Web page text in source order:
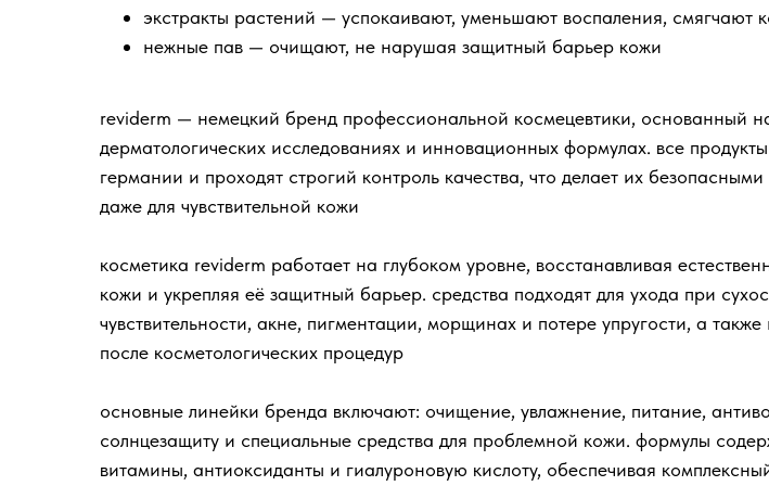
экстракты растений — успокаивают, уменьшают воспаления, смягчают
нежные пав — очищают, не нарушая защитный барьер кожи
reviderm — немецкий бренд профессиональной космецевтики, основанный
дерматологических исследованиях и инновационных формулах. все
германии и проходят строгий контроль качества, что делает их
даже для чувствительной кожи
косметика reviderm работает на глубоком уровне, восстанавливая
кожи и укрепляя её защитный барьер. средства подходят для ухода при
чувствительности, акне, пигментации, морщинах и потере упругости, а также
после косметологических процедур
основные линейки бренда включают: очищение, увлажнение, питание,
солнцезащиту и специальные средства для проблемной кожи. формулы
витамины, антиоксиданты и гиалуроновую кислоту, обеспечивая